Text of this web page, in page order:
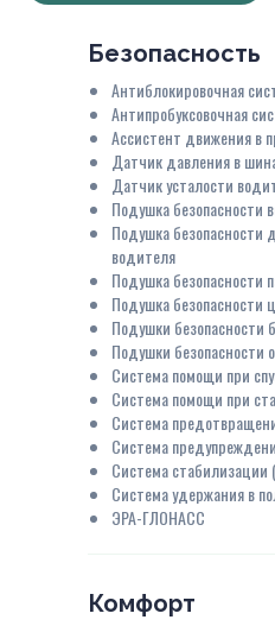
Безопасность
Антиблокировочная
Антипробуксовочная
Ассистент движения в
Датчик давления в
Датчик усталости
Подушка безопасности
Подушка безопасности
водителя
Подушка безопасности
Подушка безопасности
Подушки безопасности
Подушки безопасности
Система помощи при
Система помощи при
Система
Система
Система стабилизации
Система удержания в
ЭРА-ГЛОНАСС
Комфорт